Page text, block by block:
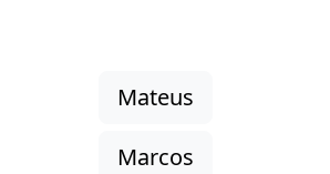
Mateus
Marcos